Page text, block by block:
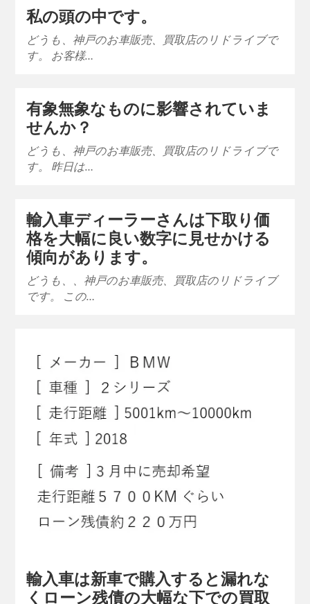
私の頭の中です。
どうも、神戸のお車販売、買取店のリドライブで
す。 お客様…
有象無象なものに影響されていま
せんか？
どうも、神戸のお車販売、買取店のリドライブで
す。 昨日は…
輸入車ディーラーさんは下取り価
格を大幅に良い数字に見せかける
傾向があります。
どうも、、神戸のお車販売、買取店のリドライブ
です。 この…
輸入車は新車で購入すると漏れな
くローン残債の大幅な下での買取